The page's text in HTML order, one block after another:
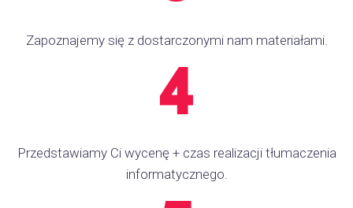
Zapoznajemy się z dostarczonymi nam materiałami.
Przedstawiamy Ci wycenę + czas realizacji tłumaczenia
informatycznego.